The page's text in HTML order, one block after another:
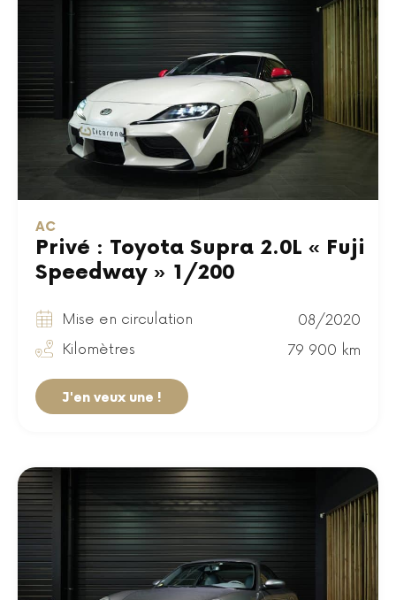
AC
Privé : Toyota Supra 2.0L « Fuji
Speedway » 1/200
Mise en circulation
08/2020
Kilomètres
79 900 km
J'en veux une !